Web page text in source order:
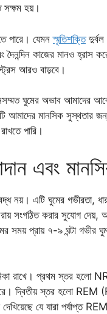
সক্ষম হয়।
পারে। যেমনস্মৃতিশক্তিদুর্বল
দৈনন্দিন কাজের মানও হ্রাস
আরও বাড়বে।
ঘুমের অভাব আমাদের
আমাদের মানসিক সুস্থতার
পারি।
এবং
নয়। এটি ঘুমের গভীরতা,
সংগঠিত করার সুযোগ দেয়,
সময় প্রায় ৭-৯ ঘন্টা
ভূমিকা রাখে। প্রথম স্তর
করে। দ্বিতীয় স্তর হলো
যে যারা পর্যাপ্ত